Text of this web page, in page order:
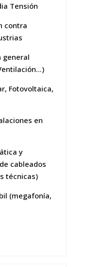
Tensión
contra
general
Fotovoltaica,
en
y
cableados
técnicas)
(megafonía,